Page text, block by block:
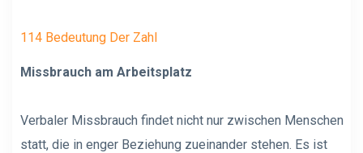
114 Bedeutung Der Zahl
Missbrauch am Arbeitsplatz
Verbaler Missbrauch findet nicht nur zwischen Menschen
statt, die in enger Beziehung zueinander stehen. Es ist